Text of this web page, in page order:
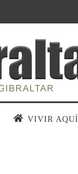
VIVIR AQUÍ